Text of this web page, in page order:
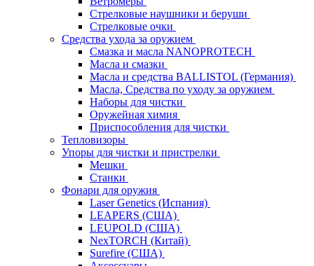
Стрелковые наушники и беруши
Стрелковые очки
Средства ухода за оружием
Смазка и масла NANOPROTECH
Масла и смазки
Масла и средства BALLISTOL (Германия)
Масла, Средства по уходу за оружием
Наборы для чистки
Оружейная химия
Приспособления для чистки
Тепловизоры
Упоры для чистки и пристрелки
Мешки
Станки
Фонари для оружия
Laser Genetics (Испания)
LEAPERS (США)
LEUPOLD (США)
NexTORCH (Китай)
Surefire (США)